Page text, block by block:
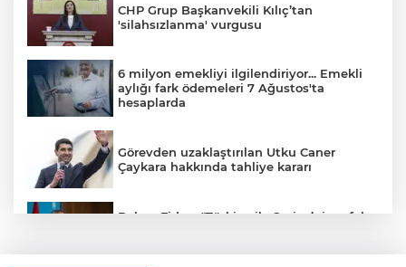
CHP Grup Başkanvekili Kılıç’tan
'silahsızlanma' vurgusu
6 milyon emekliyi ilgilendiriyor... Emekli
aylığı fark ödemeleri 7 Ağustos'ta
hesaplarda
Görevden uzaklaştırılan Utku Caner
Çaykara hakkında tahliye kararı
Bakan Fidan: "Türkiye ile Suriye’nin refah